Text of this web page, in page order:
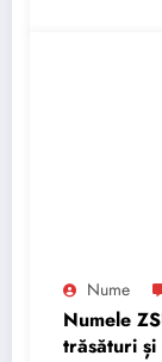
Nume
Numele
trăsături